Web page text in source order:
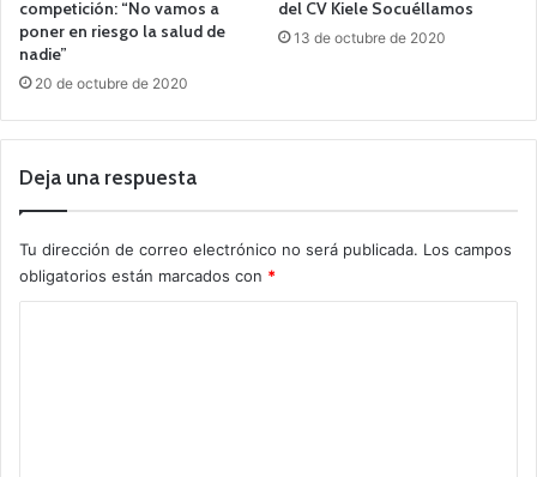
competición: “No vamos a
poner en riesgo la salud de
nadie”
20 de octubre de 2020
del CV Kiele Socuéllamos
13 de octubre de 2020
Deja una respuesta
Tu dirección de correo electrónico no será publicada. Los campos
obligatorios están marcados con *